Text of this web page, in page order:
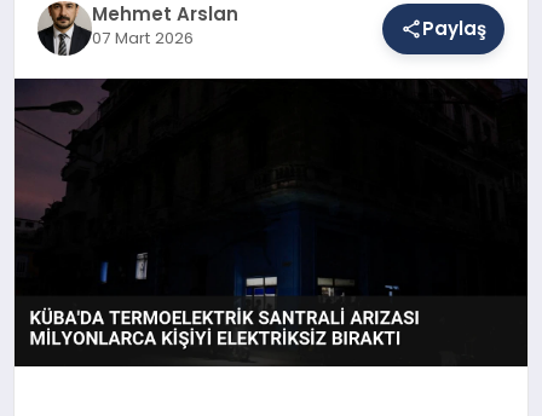
EĞITIM
DÜNYA
Mehmet Arslan
07 Mart 2026 Paylaş